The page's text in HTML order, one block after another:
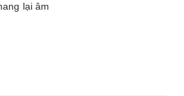
lại âm